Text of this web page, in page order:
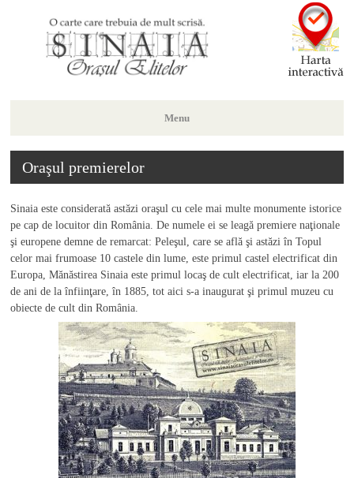
Menu
Oraşul premierelor
Sinaia este considerată astăzi oraşul cu cele mai multe monumente istorice
pe cap de locuitor din România. De numele ei se leagă premiere naţionale
şi europene demne de remarcat: Peleşul, care se află şi astăzi în Topul
celor mai frumoase 10 castele din lume, este primul castel electrificat din
Europa, Mănăstirea Sinaia este primul locaş de cult electrificat, iar la 200
de ani de la înfiinţare, în 1885, tot aici s-a inaugurat şi primul muzeu cu
obiecte de cult din România.